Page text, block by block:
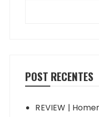
POST RECENTES
REVIEW |